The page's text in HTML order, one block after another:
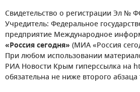
Свидетельство о регистрации Эл №
Учредитель: Федеральное
предприятие Международное
«Россия сегодня» (МИА «Россия
При любом использовании
РИА Новости Крым гиперссылка на
обязательна не ниже второго абзаца